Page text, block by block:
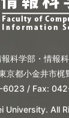
科学部・情報
京都小金井市梶
6023 / Fax:
University. All